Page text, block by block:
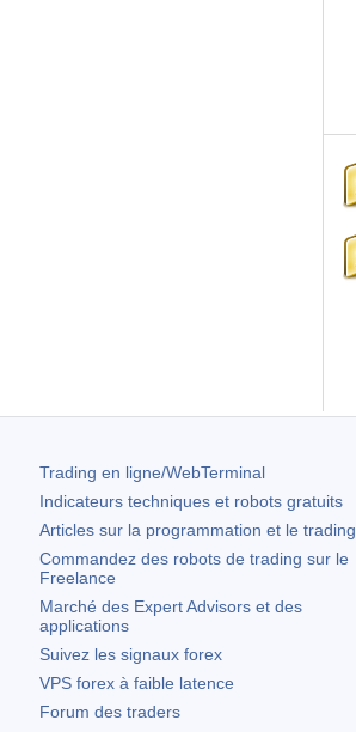
Trading en ligne/WebTerminal
Indicateurs techniques et robots gratuits
Articles sur la programmation et le trading
Commandez des robots de trading sur le
Freelance
Marché des Expert Advisors et des
applications
Suivez les signaux forex
VPS forex à faible latence
Forum des traders